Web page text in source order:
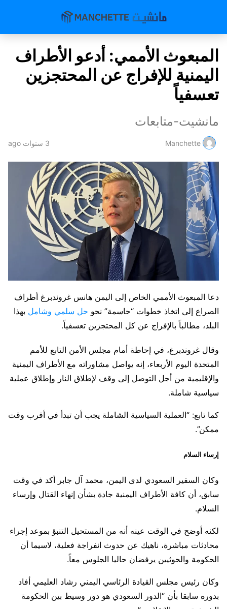
المبعوث الأممي: أدعو الأطراف
اليمنية للإفراج عن المحتجزين
تعسفياً
مانشيت-متابعات
Manchette 3 سنوات ago
دعا المبعوث الأممي الخاص إلى اليمن هانس غروندبرغ أطراف
الصراع إلى اتخاذ خطوات “حاسمة” نحو حل سلمي وشامل بهذا
البلد، مطالباً بالإفراج عن كل المحتجزين تعسفياً.
وقال غروندبرغ، في إحاطة أمام مجلس الأمن التابع للأمم
المتحدة اليوم الأربعاء، إنه يواصل مشاوراته مع الأطراف اليمنية
والإقليمية من أجل التوصل إلى وقف لإطلاق النار وإطلاق عملية
سياسية شاملة.
كما تابع: “العملية السياسية الشاملة يجب أن تبدأ في أقرب وقت
ممكن”.
إرساء السلام
وكان السفير السعودي لدى اليمن، محمد آل جابر أكد في وقت
سابق، أن كافة الأطراف اليمنية جادة بشأن إنهاء القتال وإرساء
السلام.
لكنه أوضح في الوقت عينه أنه من المستحيل التنبؤ بموعد إجراء
محادثات مباشرة، ناهيك عن حدوث انفراجة فعلية، لاسيما أن
الحكومة والحوثيين يرفضان حاليا الجلوس معاً.
وكان رئيس مجلس القيادة الرئاسي اليمني رشاد العليمي أفاد
بدوره سابقا بأن “الدور السعودي هو دور وسيط بين الحكومة